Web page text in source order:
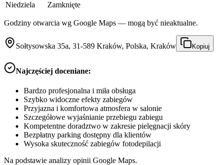
Niedziela
Zamknięte
Godziny otwarcia wg Google Maps — mogą być nieaktualne.
Sołtysowska 35a, 31-589 Kraków, Polska, Kraków Kopiuj
Najczęściej doceniane:
Bardzo profesjonalna i miła obsługa
Szybko widoczne efekty zabiegów
Przyjazna i komfortowa atmosfera w salonie
Szczegółowe wyjaśnianie przebiegu zabiegu
Kompetentne doradztwo w zakresie pielęgnacji skóry
Bezpłatny parking dostępny dla klientów
Wysoka skuteczność zabiegów fotodepilacji
Na podstawie analizy opinii Google Maps.